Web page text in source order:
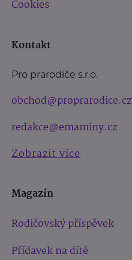
Cookies
Kontakt
Pro prarodiče s.r.o.
obchod@proprarodice.cz
redakce@emaminy.cz
Zobrazit více
Magazín
Rodičovský příspěvek
Přídavek na dítě